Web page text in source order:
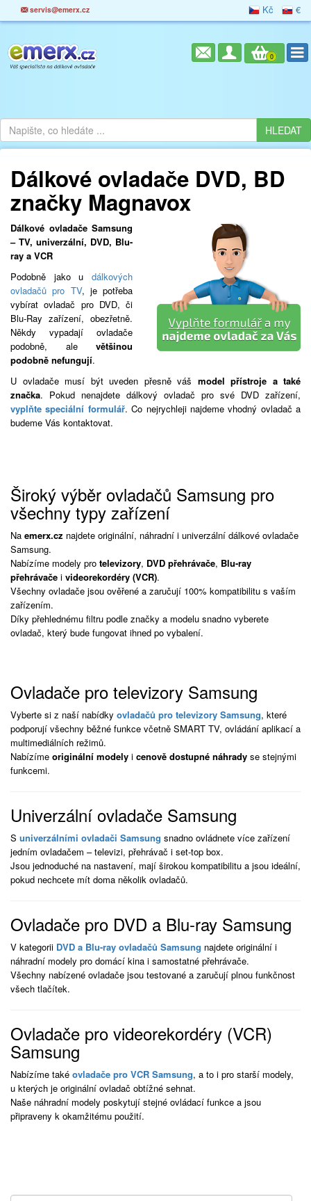
servis@emerx.cz Kč €
0
Dálkové ovladače DVD, BD
značky Magnavox
Dálkové ovladače Samsung
– TV, univerzální, DVD, Blu-
ray a VCR
Podobně jako u dálkových
ovladačů pro TV, je potřeba
vybírat ovladač pro DVD, či
Blu-Ray zařízení, obezřetně.
Někdy vypadají ovladače
podobně, ale většinou
podobně nefungují.
U ovladače musí být uveden přesně váš model přístroje a také
značka. Pokud nenajdete dálkový ovladač pro své DVD zařízení,
vyplňte speciální formulář. Co nejrychleji najdeme vhodný ovladač a
budeme Vás kontaktovat.
Široký výběr ovladačů Samsung pro
všechny typy zařízení
Na emerx.cz najdete originální, náhradní i univerzální dálkové ovladače
Samsung.
Nabízíme modely pro televizory, DVD přehrávače, Blu-ray
přehrávače i videorekordéry (VCR).
Všechny ovladače jsou ověřené a zaručují 100% kompatibilitu s vaším
zařízením.
Díky přehlednému filtru podle značky a modelu snadno vyberete
ovladač, který bude fungovat ihned po vybalení.
Ovladače pro televizory Samsung
Vyberte si z naší nabídky ovladačů pro televizory Samsung, které
podporují všechny běžné funkce včetně SMART TV, ovládání aplikací a
multimediálních režimů.
Nabízíme originální modely i cenově dostupné náhrady se stejnými
funkcemi.
Univerzální ovladače Samsung
S univerzálními ovladači Samsung snadno ovládnete více zařízení
jedním ovladačem – televizi, přehrávač i set-top box.
Jsou jednoduché na nastavení, mají širokou kompatibilitu a jsou ideální,
pokud nechcete mít doma několik ovladačů.
Ovladače pro DVD a Blu-ray Samsung
V kategorii DVD a Blu-ray ovladačů Samsung najdete originální i
náhradní modely pro domácí kina i samostatné přehrávače.
Všechny nabízené ovladače jsou testované a zaručují plnou funkčnost
všech tlačítek.
Ovladače pro videorekordéry (VCR)
Samsung
Nabízíme také ovladače pro VCR Samsung, a to i pro starší modely,
u kterých je originální ovladač obtížné sehnat.
Naše náhradní modely poskytují stejné ovládací funkce a jsou
připraveny k okamžitému použití.